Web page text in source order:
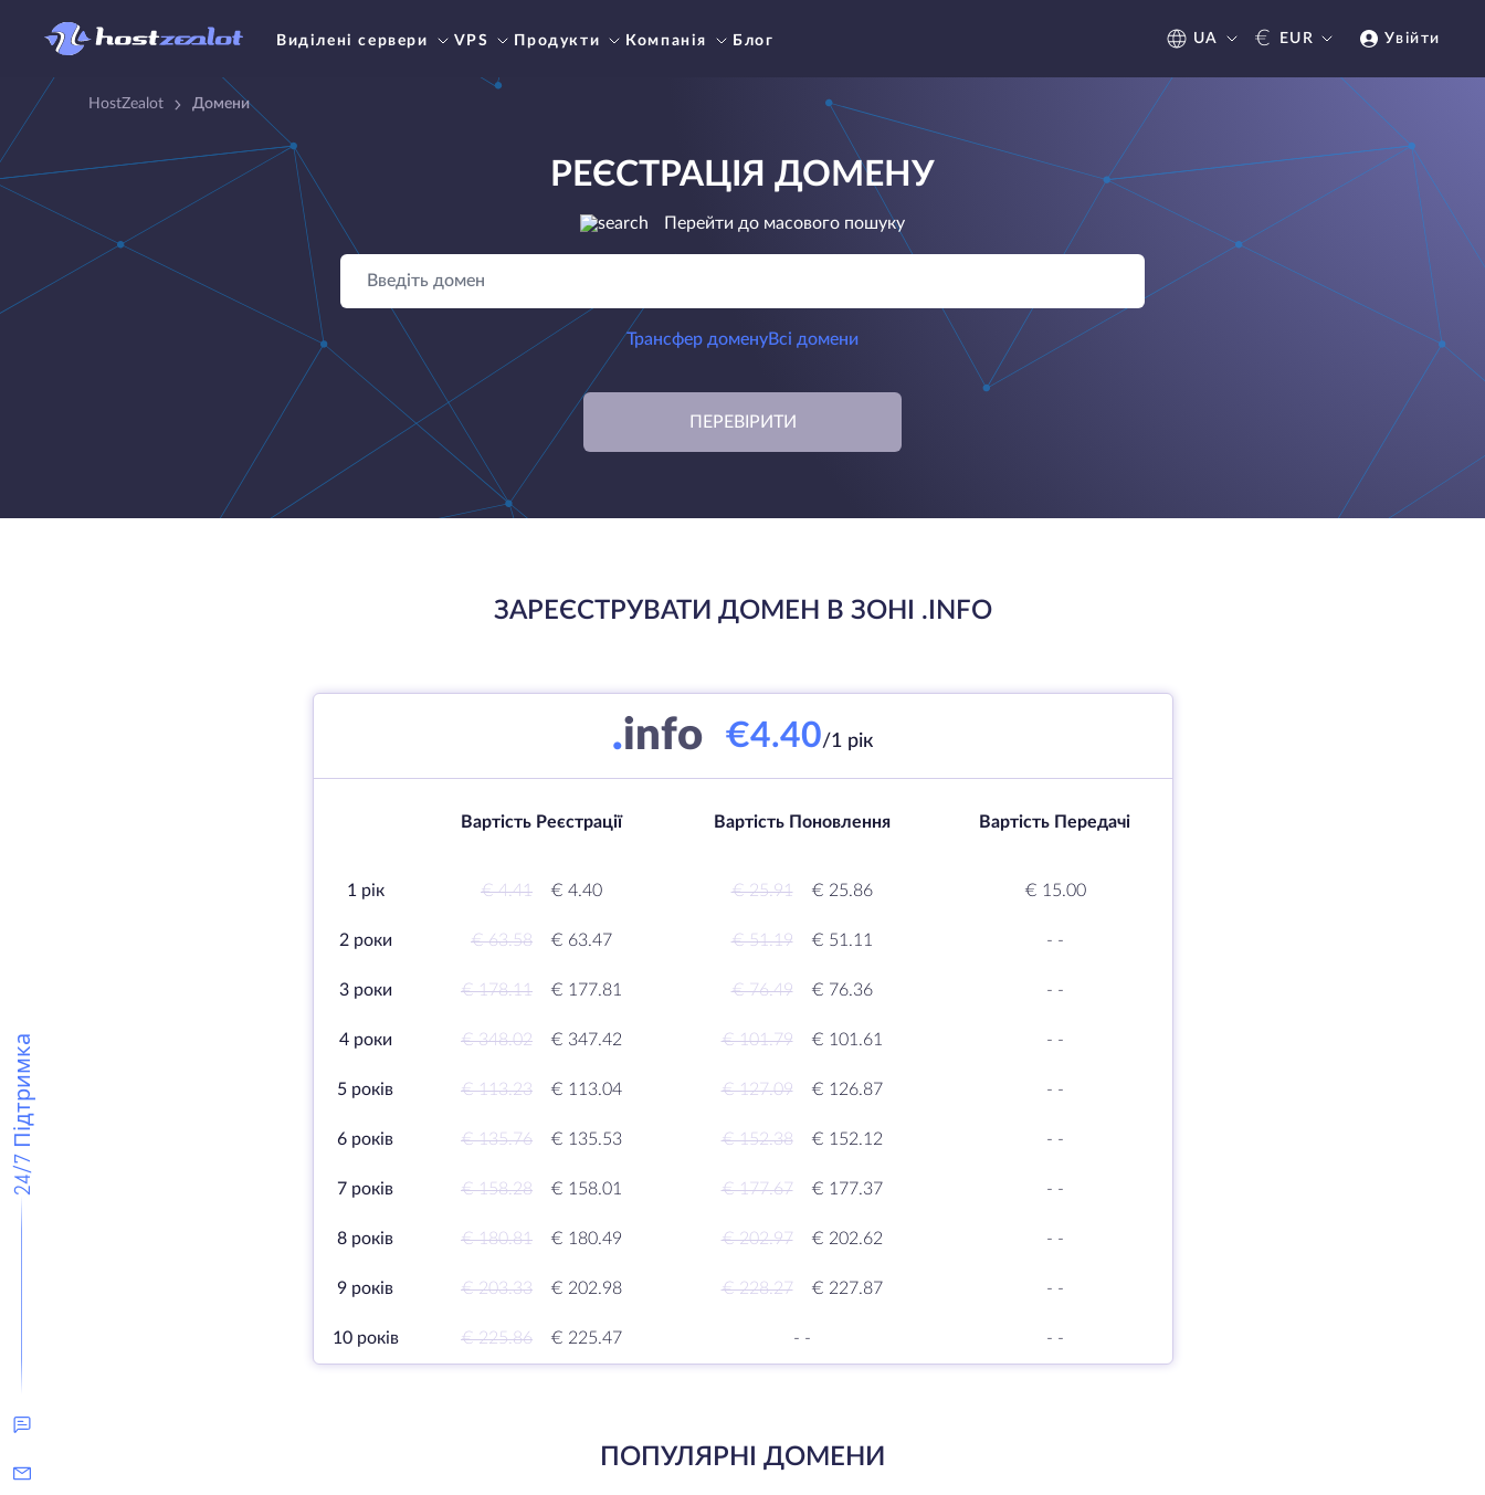
Виділені сервери VPS Продукти Компанія Блог UA € EUR Увійти
24/7 Підтримка
HostZealot Домени
РЕЄСТРАЦІЯ ДОМЕНУ
Перейти до масового пошуку
Трансфер доменуВсі домени
ПЕРЕВІРИТИ
ЗАРЕЄСТРУВАТИ ДОМЕН В ЗОНІ .INFO
.info €4.40/1 рік
Вартість Реєстрації Вартість Поновлення Вартість Передачі
1 рік € 4.41 € 4.40 € 25.91 € 25.86 € 15.00
2 роки € 63.58 € 63.47 € 51.19 € 51.11 - -
3 роки € 178.11 € 177.81 € 76.49 € 76.36 - -
4 роки € 348.02 € 347.42 € 101.79 € 101.61 - -
5 років € 113.23 € 113.04 € 127.09 € 126.87 - -
6 років € 135.76 € 135.53 € 152.38 € 152.12 - -
7 років € 158.28 € 158.01 € 177.67 € 177.37 - -
8 років € 180.81 € 180.49 € 202.97 € 202.62 - -
9 років € 203.33 € 202.98 € 228.27 € 227.87 - -
10 років € 225.86 € 225.47 - - - -
ПОПУЛЯРНІ ДОМЕНИ